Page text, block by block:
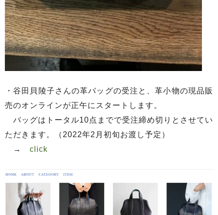
・谷田貝陵子さんの革バッグの受注と、革小物の現品販
売のオンラインが正午にスタートします。
バッグはトータル10点までで受注締め切りとさせてい
ただきます。（2022年2月初旬お渡し予定）
→ click